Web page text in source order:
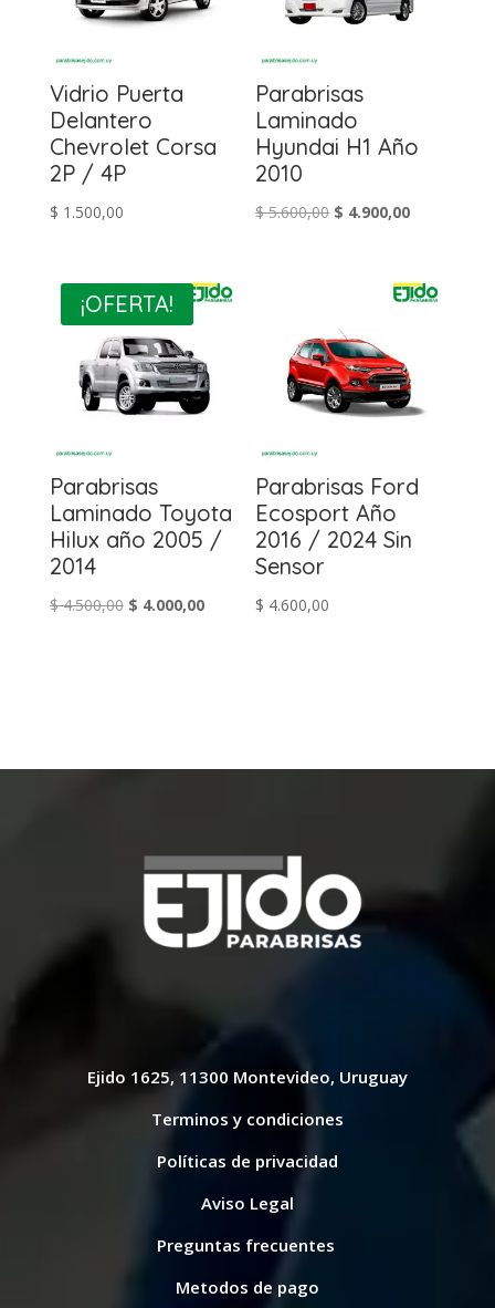
Vidrio Puerta
Delantero
Chevrolet Corsa
2P / 4P
$ 1.500,00
Parabrisas
Laminado
Hyundai H1 Año
2010
$5.600,00 El
$ 5.600,00.
$ 4.900,00El
es:
¡OFERTA!
Parabrisas
Laminado Toyota
Hilux año 2005 /
2014
$4.500,00 El
$ 4.000,00El
Parabrisas Ford
Ecosport Año
2016 / 2024 Sin
Sensor
$ 4.600,00
Ejido 1625, 11300 Montevideo, Uruguay
Terminos y condiciones
Políticas de privacidad
Aviso Legal
Preguntas frecuentes
Metodos de pago